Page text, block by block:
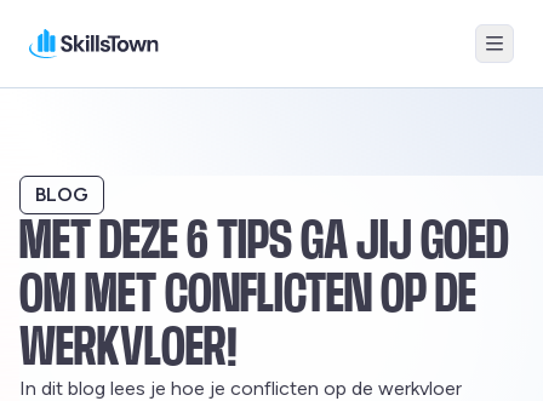
Menu
MET DEZE 6 TIPS GA JIJ GOED
OM MET CONFLICTEN OP DE
WERKVLOER!
BLOG
In dit blog lees je hoe je conflicten op de werkvloer